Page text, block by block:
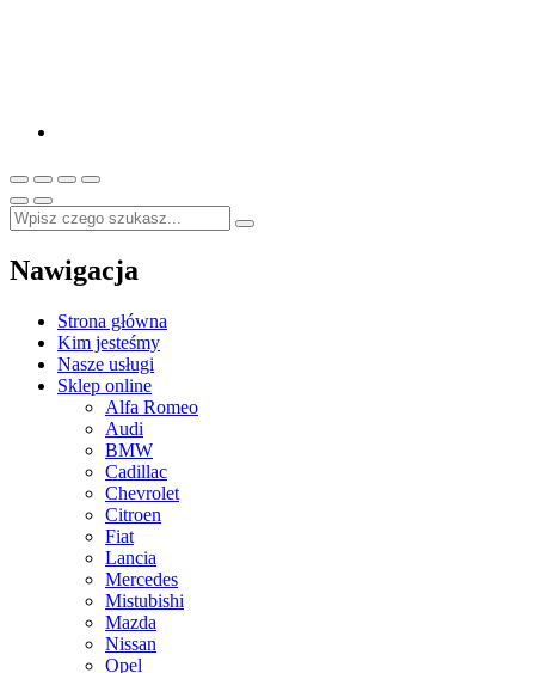
Nawigacja
Strona główna
Kim jesteśmy
Nasze usługi
Sklep online
Alfa Romeo
Audi
BMW
Cadillac
Chevrolet
Citroen
Fiat
Lancia
Mercedes
Mistubishi
Mazda
Nissan
Opel